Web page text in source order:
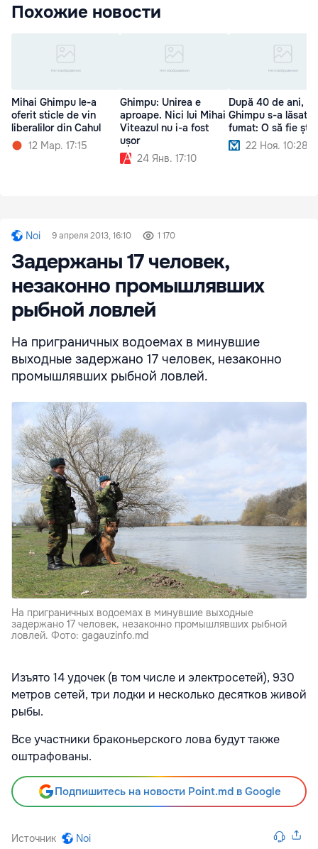
Похожие новости
Mihai Ghimpu le-a
oferit sticle de vin
liberalilor din Cahul
12 Мар. 17:15
Ghimpu: Unirea e
aproape. Nici lui Mihai
Viteazul nu i-a fost
ușor
24 Янв. 17:10
După 40 de ani,
Ghimpu s-a lăsat
fumat: O să fie
22 Ноя. 10:28
Noi 9 апреля 2013, 16:10 1 170
Задержаны 17 человек,
незаконно промышлявших
рыбной ловлей
На приграничных водоемах в минувшие
выходные задержано 17 человек, незаконно
промышлявших рыбной ловлей.
На приграничных водоемах в минувшие выходные
задержано 17 человек, незаконно промышлявших рыбной
ловлей. Фото: gagauzinfo.md
Изъято 14 удочек (в том числе и электросетей), 930
метров сетей, три лодки и несколько десятков живой
рыбы.
Все участники браконьерского лова будут также
оштрафованы.
Подпишитесь на новости Point.md в Google
Источник Noi